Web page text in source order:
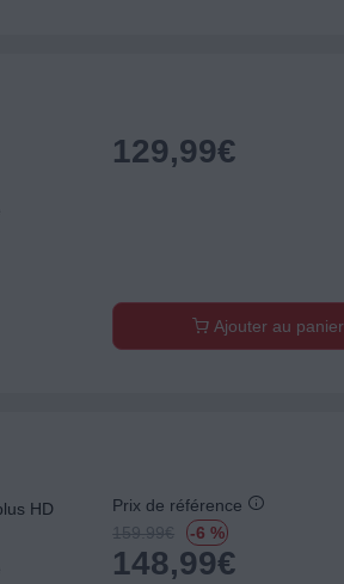
129,99€
Ajouter au panier
HD
Prix de référence
159.99€ -6 %
148,99€